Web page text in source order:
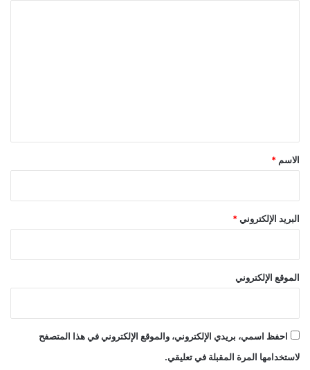
*
الاسم *
البريد الإلكتروني*
الموقع الإلكتروني
احفظ اسمي، بريدي الإلكتروني، والموقع الإلكتروني في هذا المتصفح
لاستخدامها المرة المقبلة في تعليقي.